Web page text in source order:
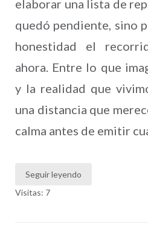
elaborar una lista de
quedó pendiente, sino
honestidad el
ahora. Entre lo que
y la realidad que
una distancia que
calma antes de emitir
Seguir leyendo
Visitas: 7